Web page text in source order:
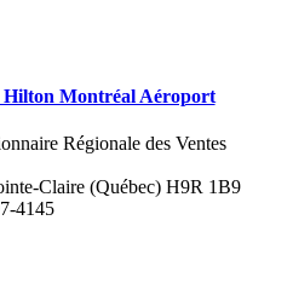
Hilton Montréal Aéroport
Régionale des Ventes
Claire (Québec) H9R 1B9
4145